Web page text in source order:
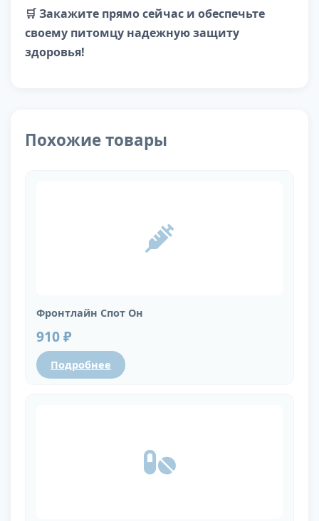
🛒 Закажите прямо сейчас и обеспечьте
своему питомцу надежную защиту
здоровья!
Похожие товары
Фронтлайн Спот Он
910 ₽
Подробнее